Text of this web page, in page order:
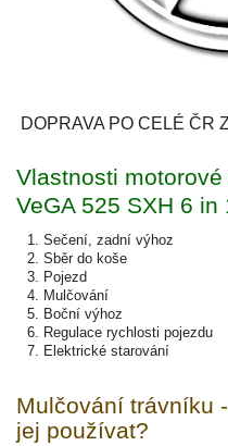
DOPRAVA PO CELÉ ČR
Vlastnosti
VeGA 525 SXH 6 in
Sečení, zadní výhoz
Sběr do koše
Pojezd
Mulčování
Boční výhoz
Regulace rychlosti pojezdu
Elektrické starování
Mulčování trávníku
jej používat?